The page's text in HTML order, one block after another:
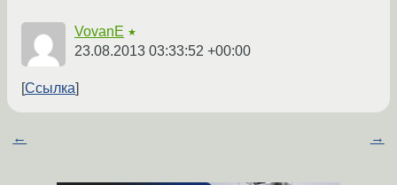
VovanE ★
23.08.2013 03:33:52 +00:00
Ссылка
← →